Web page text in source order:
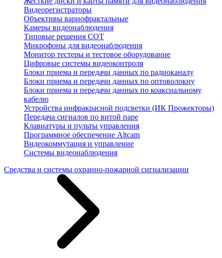
Видеорегистраторы
Объективы вариофрактальные
Камеры видеонаблюдения
Типовые решения СОТ
Микрофоны для видеонаблюдения
Монитор тестеры и тестовое оборудование
Цифровые системы видеоконтроля
Блоки приема и передачи данных по радиоканалу
Блоки приема и передачи данных по оптоволокну
Блоки приема и передачи данных по коаксиальному
кабелю
Устройства инфракрасной подсветки (ИК Прожекторы)
Передача сигналов по витой паре
Клавиатуры и пульты управления
Программное обеспечение Altcam
Видеокоммутация и управление
Системы видеонаблюдения
Средства и системы охранно-пожарной сигнализации